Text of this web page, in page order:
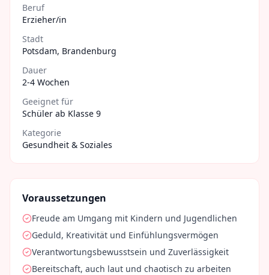
Beruf
Erzieher/in
Stadt
Potsdam, Brandenburg
Dauer
2-4 Wochen
Geeignet für
Schüler ab Klasse 9
Kategorie
Gesundheit & Soziales
Voraussetzungen
Freude am Umgang mit Kindern und Jugendlichen
Geduld, Kreativität und Einfühlungsvermögen
Verantwortungsbewusstsein und Zuverlässigkeit
Bereitschaft, auch laut und chaotisch zu arbeiten